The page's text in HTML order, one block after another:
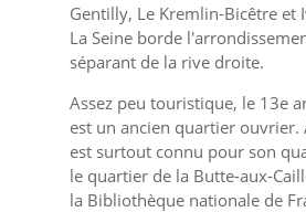
Gentilly, Le Kremlin-Bicêtre et
La Seine borde
séparant de la rive droite.
Assez peu touristique, le 13e
est un ancien quartier
est surtout connu pour son
le quartier de la Butte-aux-
la Bibliothèque nationale de